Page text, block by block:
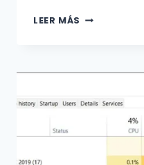
LEER MÁS OBTENGA
DE
PC
WINDOWS
POWERTOYS